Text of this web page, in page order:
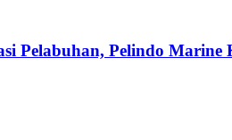
Pelabuhan, Pelindo